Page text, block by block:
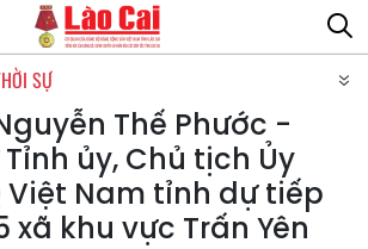
SỰ
Thế Phước -
ủy, Chủ tịch Ủy
Việt Nam tỉnh dự tiếp
xã khu vực Trấn Yên